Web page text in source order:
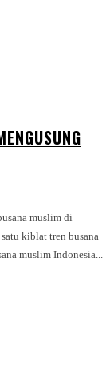
muslim di
kiblat tren busana
muslim Indonesia...